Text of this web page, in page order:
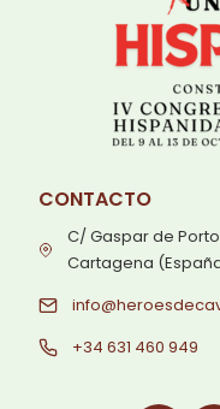
CONTACTO
C/ Gaspar de
Cartagena
+34 631 460 949